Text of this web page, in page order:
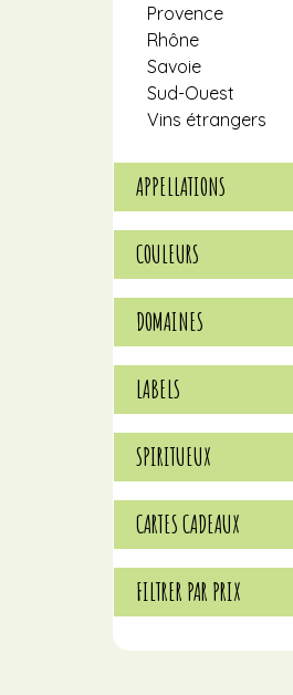
Provence
Rhône
Savoie
Sud-Ouest
Vins étrangers
APPELLATIONS
COULEURS
DOMAINES
LABELS
SPIRITUEUX
CARTES CADEAUX
FILTRER PAR PRIX